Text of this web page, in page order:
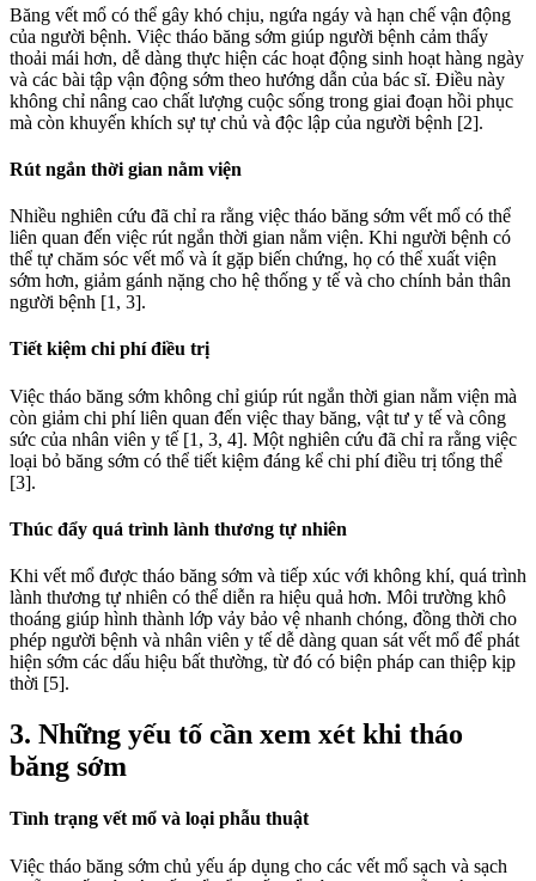
Băng vết mổ có thể gây khó chịu, ngứa ngáy và hạn chế vận động
của người bệnh. Việc tháo băng sớm giúp người bệnh cảm thấy
thoải mái hơn, dễ dàng thực hiện các hoạt động sinh hoạt hàng ngày
và các bài tập vận động sớm theo hướng dẫn của bác sĩ. Điều này
không chỉ nâng cao chất lượng cuộc sống trong giai đoạn hồi phục
mà còn khuyến khích sự tự chủ và độc lập của người bệnh [2].
Rút ngắn thời gian nằm viện
Nhiều nghiên cứu đã chỉ ra rằng việc tháo băng sớm vết mổ có thể
liên quan đến việc rút ngắn thời gian nằm viện. Khi người bệnh có
thể tự chăm sóc vết mổ và ít gặp biến chứng, họ có thể xuất viện
sớm hơn, giảm gánh nặng cho hệ thống y tế và cho chính bản thân
người bệnh [1, 3].
Tiết kiệm chi phí điều trị
Việc tháo băng sớm không chỉ giúp rút ngắn thời gian nằm viện mà
còn giảm chi phí liên quan đến việc thay băng, vật tư y tế và công
sức của nhân viên y tế [1, 3, 4]. Một nghiên cứu đã chỉ ra rằng việc
loại bỏ băng sớm có thể tiết kiệm đáng kể chi phí điều trị tổng thể
[3].
Thúc đẩy quá trình lành thương tự nhiên
Khi vết mổ được tháo băng sớm và tiếp xúc với không khí, quá trình
lành thương tự nhiên có thể diễn ra hiệu quả hơn. Môi trường khô
thoáng giúp hình thành lớp vảy bảo vệ nhanh chóng, đồng thời cho
phép người bệnh và nhân viên y tế dễ dàng quan sát vết mổ để phát
hiện sớm các dấu hiệu bất thường, từ đó có biện pháp can thiệp kịp
thời [5].
3. Những yếu tố cần xem xét khi tháo
băng sớm
Tình trạng vết mổ và loại phẫu thuật
Việc tháo băng sớm chủ yếu áp dụng cho các vết mổ sạch và sạch